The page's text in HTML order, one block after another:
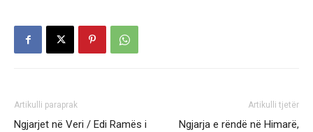
Artikulli paraprak
Ngjarjet në Veri / Edi Ramës i
Artikulli tjetër
Ngjarja e rëndë në Himarë,